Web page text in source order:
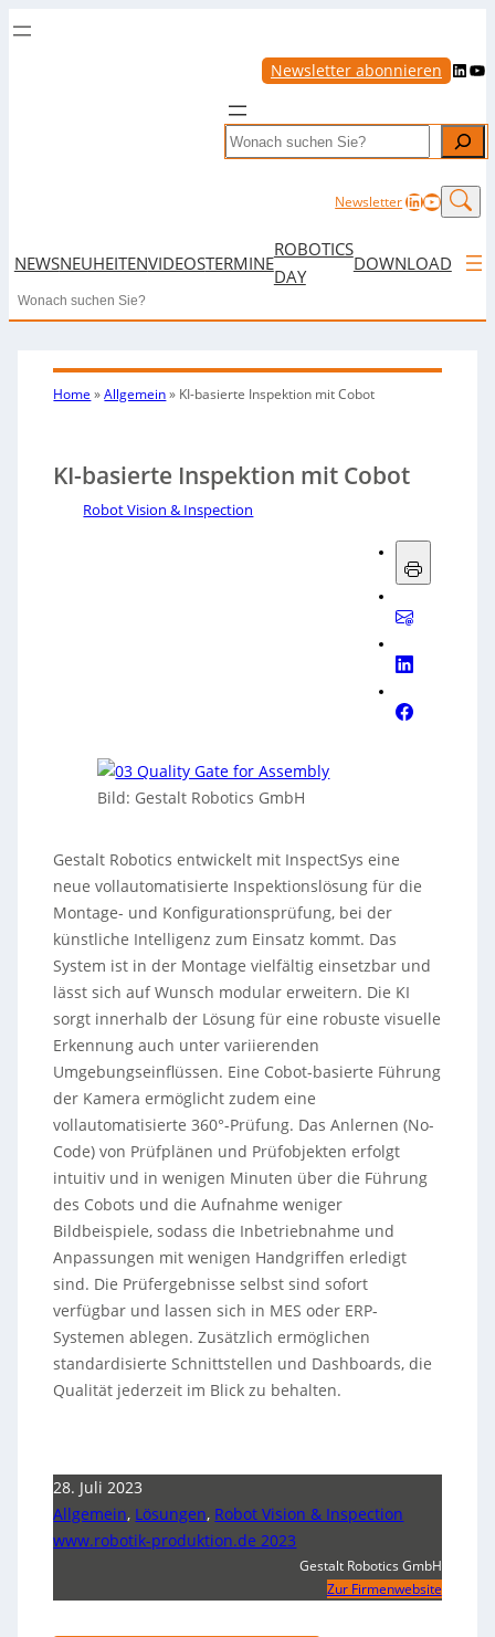
Newsletter abonnieren LinkedIn YouTube
Search
NewsletterLinkedIn
NEWSNEUHEITENVIDEOSTERMINE
ROBOTICS
DAY
DOWNLOAD
Search
Home »Allgemein» KI-basierte Inspektion mit Cobot
KI-basierte Inspektion mit Cobot
Robot Vision & Inspection
Bild: Gestalt Robotics GmbH
Gestalt Robotics entwickelt mit InspectSys eine
neue vollautomatisierte Inspektionslösung für die
Montage- und Konfigurationsprüfung, bei der
künstliche Intelligenz zum Einsatz kommt. Das
System ist in der Montage vielfältig einsetzbar und
lässt sich auf Wunsch modular erweitern. Die KI
sorgt innerhalb der Lösung für eine robuste visuelle
Erkennung auch unter variierenden
Umgebungseinflüssen. Eine Cobot-basierte Führung
der Kamera ermöglicht zudem eine
vollautomatisierte 360°-Prüfung. Das Anlernen (No-
Code) von Prüfplänen und Prüfobjekten erfolgt
intuitiv und in wenigen Minuten über die Führung
des Cobots und die Aufnahme weniger
Bildbeispiele, sodass die Inbetriebnahme und
Anpassungen mit wenigen Handgriffen erledigt
sind. Die Prüfergebnisse selbst sind sofort
verfügbar und lassen sich in MES oder ERP-
Systemen ablegen. Zusätzlich ermöglichen
standardisierte Schnittstellen und Dashboards, die
Qualität jederzeit im Blick zu behalten.
28. Juli 2023
Allgemein, Lösungen, Robot Vision & Inspection
www.robotik-produktion.de 2023
Gestalt Robotics GmbH
Zur Firmenwebsite